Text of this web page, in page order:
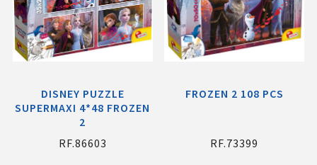
DISNEY PUZZLE
SUPERMAXI 4*48 FROZEN
2
RF.86603
FROZEN 2 108 PCS
RF.73399